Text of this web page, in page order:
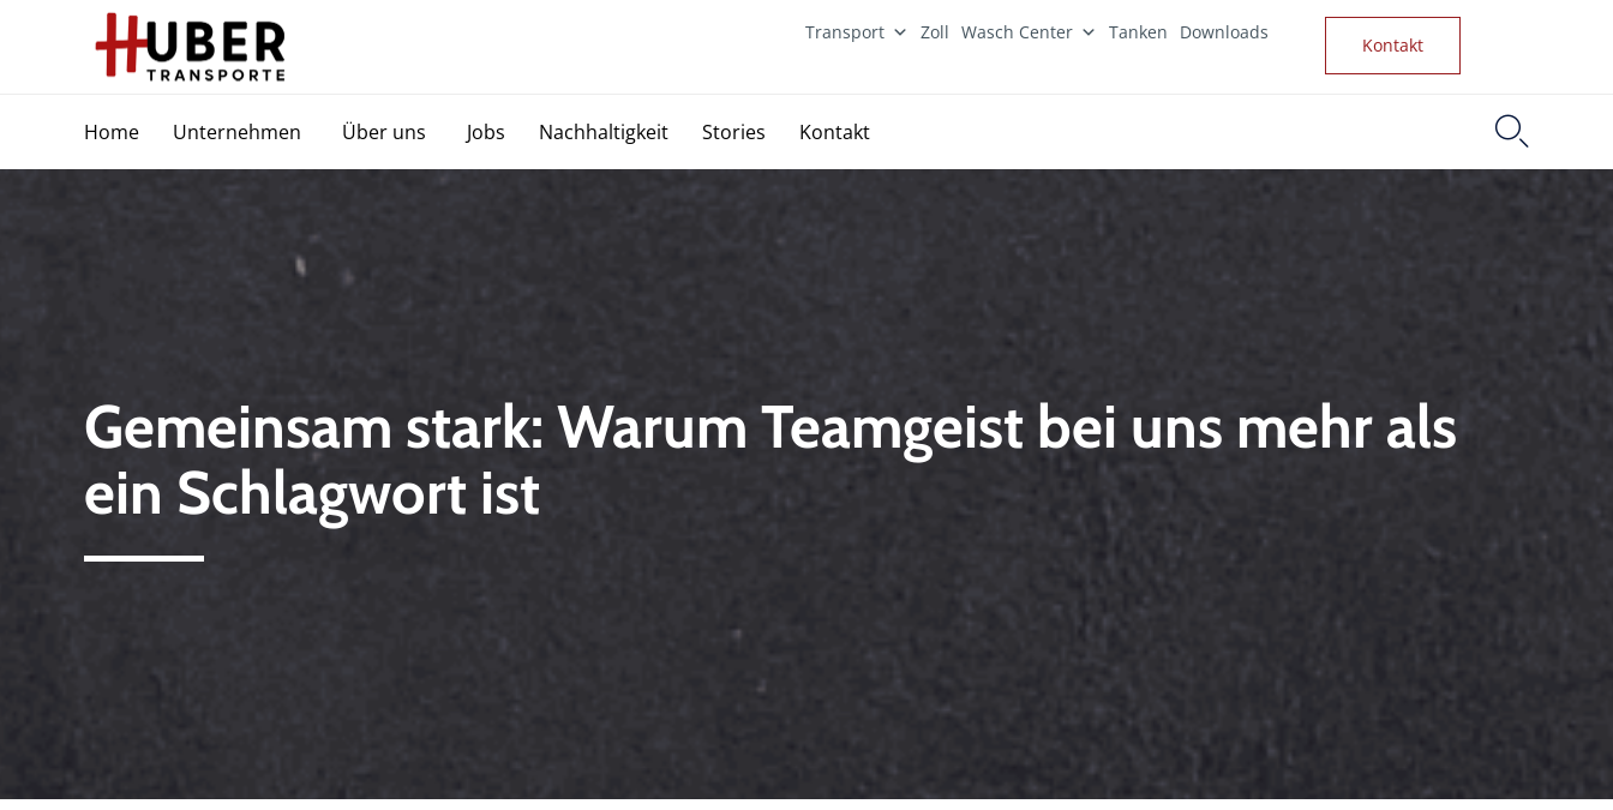
Transport Zoll Wasch Center Tanken Downloads
Kontakt
Home Unternehmen Über uns Jobs Nachhaltigkeit Stories Kontakt 
Gemeinsam stark: Warum Teamgeist bei uns mehr als
ein Schlagwort ist